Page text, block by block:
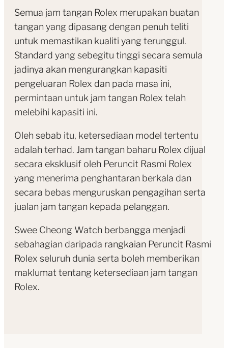
Semua jam tangan Rolex merupakan buatan
tangan yang dipasang dengan penuh teliti
untuk memastikan kualiti yang terunggul.
Standard yang sebegitu tinggi secara semula
jadinya akan mengurangkan kapasiti
pengeluaran Rolex dan pada masa ini,
permintaan untuk jam tangan Rolex telah
melebihi kapasiti ini.
Oleh sebab itu, ketersediaan model tertentu
adalah terhad. Jam tangan baharu Rolex dijual
secara eksklusif oleh Peruncit Rasmi Rolex
yang menerima penghantaran berkala dan
secara bebas menguruskan pengagihan serta
jualan jam tangan kepada pelanggan.
Swee Cheong Watch berbangga menjadi
sebahagian daripada rangkaian Peruncit Rasmi
Rolex seluruh dunia serta boleh memberikan
maklumat tentang ketersediaan jam tangan
Rolex.